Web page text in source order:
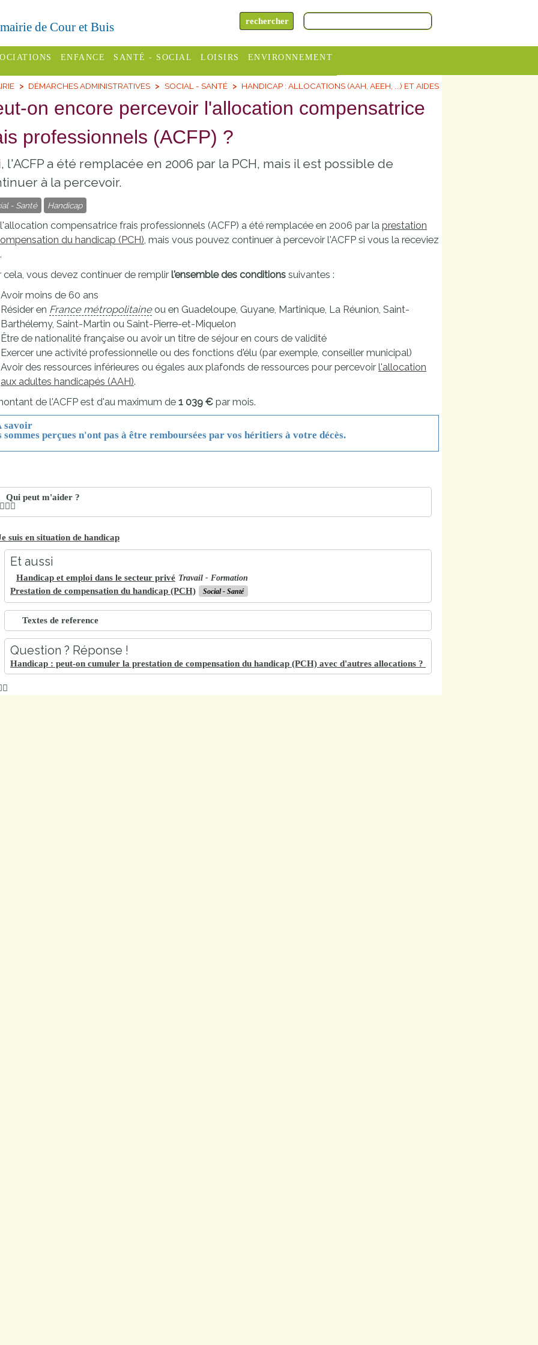
de Cour et Buis
des
Varèze
des
ENFANCE
Assistantes
maternelles
Relais
maternelle
enfance
scolaires
Établissements
scolaires
privés
SANTÉ - SOCIAL
Centres
sociaux
ADMR
CCAS
Le SSIAD
LOISIRS
Campings
Offices
de
tourisme
Piscines
proches de
Buis
Visiter,
découvrir
et
ENVIRONNEMENT
Horaires
Déchèteries
DÉMARCHES ADMINISTRATIVES SOCIAL - SANTÉ HANDICAP : ALLOCATIONS (AAH, AEEH, ...) ET AIDES
on encore percevoir l'allocation compensatrice
professionnels (ACFP) ?
l'ACFP a été remplacée en 2006 par la PCH, mais il est possible de
à la percevoir.
- Santé Handicap
compensatrice frais professionnels (ACFP) a été remplacée en 2006 par la prestation
du handicap (PCH), mais vous pouvez continuer à percevoir l'ACFP si vous la receviez
cela, vous devez continuer de remplirl'ensemble des conditions suivantes :
Avoir moins de 60 ans
Résider en France métropolitaineou en Guadeloupe, Guyane, Martinique, La Réunion, Saint-
Barthélemy, Saint-Martin ou Saint-Pierre-et-Miquelon
Être de nationalité française ou avoir un titre de séjour en cours de validité
Exercer une activité professionnelle ou des fonctions d'élu (par exemple, conseiller municipal)
Avoir des ressources inférieures ou égales aux plafonds de ressources pour percevoirl'allocation
aux adultes handicapés (AAH).
de l'ACFP est d'au maximum de1 039 € par mois.
savoir
sommes perçues n'ont pas à être remboursées par vos héritiers à votre décès.
Qui peut m'aider ?
suis en situation de handicap
Et aussi
Handicap et emploi dans le secteur privé Travail - Formation
Prestation de compensation du handicap (PCH) Social - Santé
Textes de reference
Question ? Réponse !
Handicap : peut-on cumuler la prestation de compensation du handicap (PCH) avec d'autres allocations ?